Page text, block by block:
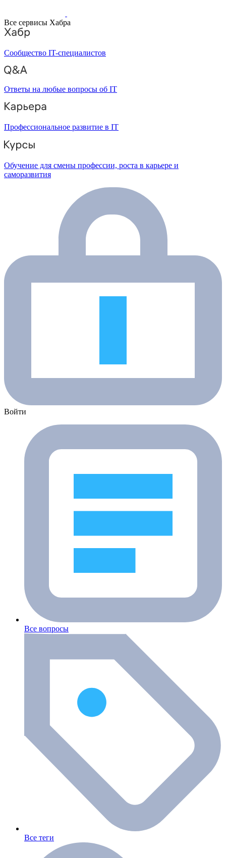
Все сервисы Хабра
Сообщество IT-специалистов
Ответы на любые вопросы об IT
Профессиональное развитие в IT
Обучение для смены профессии, роста в карьере и
саморазвития
Войти
Все вопросы
Все теги